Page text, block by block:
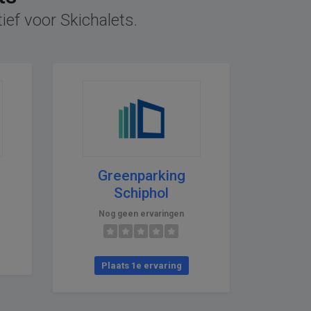
voor Skichalets.
Greenparking
Schiphol
Nog geen ervaringen
Plaats 1e ervaring